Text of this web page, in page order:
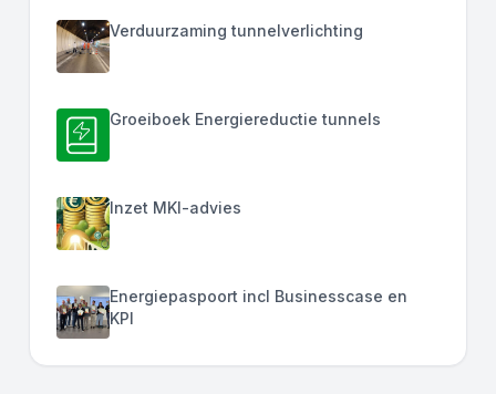
Verduurzaming tunnelverlichting
Groeiboek Energiereductie tunnels
Inzet MKI-advies
Energiepaspoort incl Businesscase en
KPI